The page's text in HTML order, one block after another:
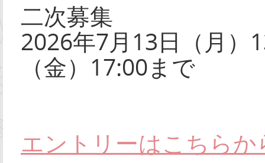
二次募集
2026年7月13日（月）
（金）17:00まで
エントリーはこちらか